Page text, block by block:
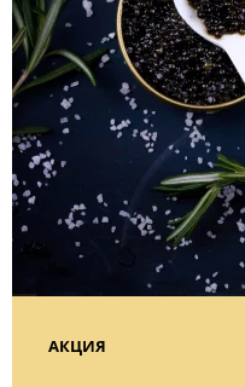
АКЦИЯ